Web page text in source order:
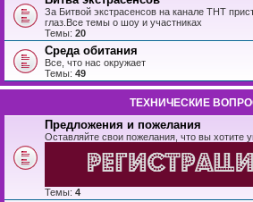
За Битвой экстрасенсов на канале ТНТ
глаз.Все темы о шоу и участниках
Темы: 20
Среда обитания
Все, что нас окружает
Темы: 49
ТЕХНИЧЕСКИЕ
Предложения и пожелания
Оставляйте свои пожелания, что вы хотите
Темы: 4